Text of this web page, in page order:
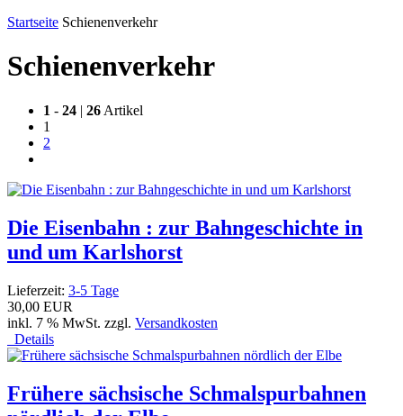
Startseite Schienenverkehr
Schienenverkehr
1 - 24 | 26 Artikel
1
2
Die Eisenbahn : zur Bahngeschichte in
und um Karlshorst
Lieferzeit: 3-5 Tage
30,00 EUR
inkl. 7 % MwSt. zzgl. Versandkosten
Details
Frühere sächsische Schmalspurbahnen